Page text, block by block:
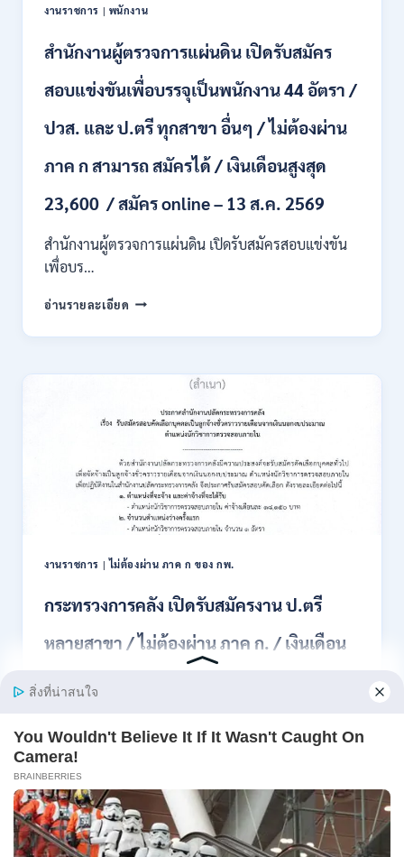
เป็น
หลาย
อัตรา
/
ป.ตรี
หลาย
+
เงิน
สูงสุด
15
2569
งานราชการ | พนักงาน
สำนักงานผู้ตรวจการแผ่นดิน เปิดรับสมัคร
สอบแข่งขันเพื่อบรรจุเป็นพนักงาน 44 อัตรา /
ปวส. และ ป.ตรี ทุกสาขา อื่นๆ / ไม่ต้องผ่าน
ภาค ก สามารถ สมัครได้ / เงินเดือนสูงสุด
23,600 / สมัคร online – 13 ส.ค. 2569
สำนักงานผู้ตรวจการแผ่นดิน เปิดรับสมัครสอบแข่งขัน
เพื่อบร…
อ่านรายละเอียด สำนักงาน
ตรวจ
แผ่น
รับ
สอบ
แข่งขัน
เพื่อ
บรรจุ
เป็น
44
/
และ
/
ผ่าน
ก
สามารถ
งานราชการ |ไม่ต้องผ่าน ภาค ก ของ กพ.
กระทรวงการคลัง เปิดรับสมัครงาน ป.ตรี
หลายสาขา / ไม่ต้องผ่าน ภาค ก. / เงินเดือน
18150 / สมัคร 13 – 25 สิงหาคม 2569
ตำแหน่งนักวิ…
อ่านรายละเอียด
การ
คลัง
เปิด
รับ